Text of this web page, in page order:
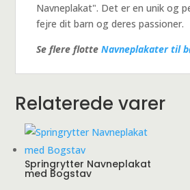
Navneplakat". Det er en unik og
fejre dit barn og deres passioner.
Se flere flotteNavneplakater til
Relaterede varer
Springrytter Navneplakat
med Bogstav